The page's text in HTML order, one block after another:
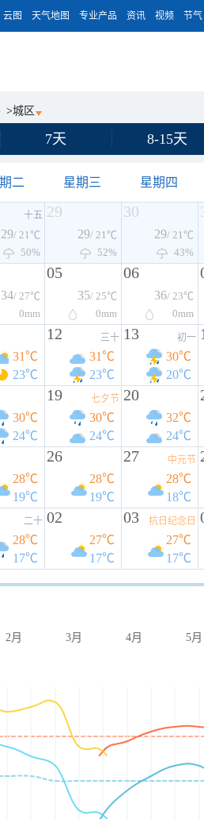
云图 天气地图 专业产品 资讯 视频 节气
>城区
7天 8-15天
二 星期三 星期四
十五
29/ 21℃
50%
29
29/ 21℃
52%
30
29/ 21℃
43%
34/ 27℃
0mm
05
35/ 25℃
0mm
06
36/ 23℃
0mm
31℃
23℃
12 三十
31℃
23℃
13 初一
30℃
20℃
30℃
24℃
19 七夕节
30℃
24℃
20
32℃
24℃
28℃
19℃
26
28℃
19℃
27 中元节
28℃
18℃
二十
28℃
17℃
02
27℃
17℃
03 抗日纪念日
27℃
17℃
2月 3月 4月 5月